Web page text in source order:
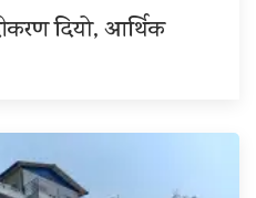
दियो, आर्थिक